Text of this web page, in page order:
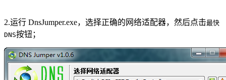
2.运行 DnsJumper.exe，选择正确的网络适配器，然后点击最快
DNS按钮；